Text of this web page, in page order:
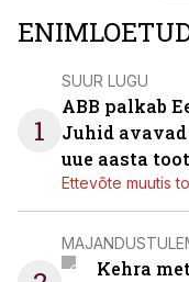
1
SUUR LUGU
ABB palkab
Juhid avavad
uue aasta
Ettevõte muutis
Kehra